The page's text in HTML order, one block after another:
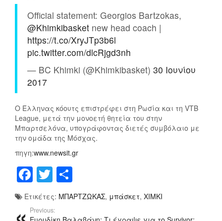
Official statement: Georgios Bartzokas,
@Khimkibasket new head coach |
https://t.co/XryJTp3b6l
pic.twitter.com/dlcRjgd3nh
— BC Khimki (@Khimkibasket) 30 Ιουνίου
2017
Ο Έλληνας κόουτς επιστρέφει στη Ρωσία και τη VTB
League, μετά την μονοετή θητεία του στην
Μπαρτσελόνα, υπογράφοντας διετές συμβόλαιο με
την ομάδα της Μόσχας.
πηγη:www.newsit.gr
F
a
c
T
wi
tt
οι
ρ
Ετικέτες: ΜΠΑΡΤΖΩΚΑΣ, μπάσκετ, ΧΙΜΚΙ
Previous:
Ε
Σ
Τ
Η
Σ
Υ
Ρ
Ι
Α
Α
Ν
Τ
Δ
Η
Π
Ί
Σ
Η
Ο
!
Υ
Θ
Ό
Λ
Ε
Κ
Ο